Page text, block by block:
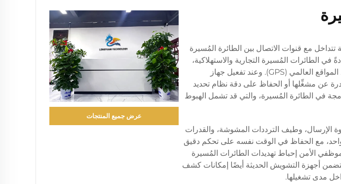
مع قنوات الاتصال بين الطائرة المُسيرة
الطائرات المُسيرة التجارية والاستهلاكية،
ومن أبرزها نطاقا التردد 2.4 غيغاهيرتز و5.8 غيغاهيرتز، بالإضافة إلى ترددات نظام تحديد المواقع العالمي (GPS). وعند تفعيل جهاز
عن مشغِّلها أو الحفاظ على دقة نظام تحديد
في الطائرة المُسيرة، والتي قد تشمل الهبوط
الإرسال، وطيف الترددات المشوشة، والقدرات
واحد، مع الحفاظ في الوقت نفسه على تحكم دقيق
الأمن إحباط تهديدات الطائرات المُسيرة
أجهزة التشويش الحديثة أيضًا إمكانات كشف
مدى تشغيلها.
عرض جميع المنتجات